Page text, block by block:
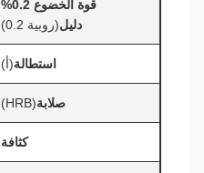
قوة الخضوع 0.2%
دليل(روبية 0.2)
استطالة(أ)
صلابة(HRB)
كثافة